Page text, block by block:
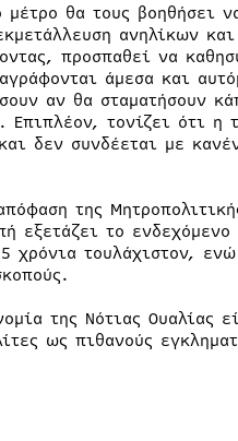
θα τους βοηθήσει
ανηλίκων
προσπαθεί να
άμεσα και
αν θα σταματήσουν
Επιπλέον, τονίζει ότι
δεν συνδέεται με
της
εξετάζει το
χρόνια τουλάχιστον,
της Νότιας Ουαλίας
ως πιθανούς